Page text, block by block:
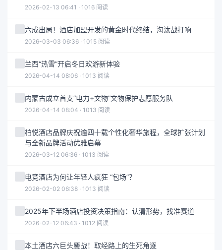
2026-02-13 06:41 · 1016 阅读
六成出局！酒店加盟开发的黄金时代终结，淘汰战打响
2026-03-03 06:36 · 1015 阅读
兰西“热雪”开启冬日欢游新体验
2026-04-14 08:06 · 1013 阅读
内蒙古成立首支“电力+文物”文物保护志愿服务队
2026-04-14 08:04 · 1013 阅读
柏悦酒店品牌庆祝逾四十载个性化奢华旅程，全球扩张计划
与全新品牌活动优雅启幕
2026-03-12 06:36 · 1013 阅读
电竞酒店为何让年轻人疯狂 “包场”？
2026-02-02 06:38 · 1013 阅读
2025年下半场酒店投资决策指南：认清形势，找准赛道
2026-02-12 06:43 · 1012 阅读
本土酒店六巨头鏖战！取经路上的生死角逐